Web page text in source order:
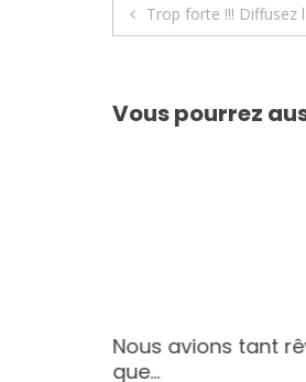
Navigation
l’article
Trop forte !!! Diffusez
Vous pourrez
Nous avions tant
que…